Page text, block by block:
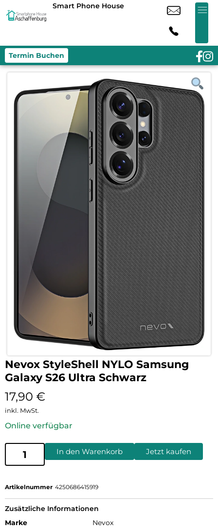
Smart Phone House
Termin Buchen
Nevox StyleShell NYLO Samsung
Galaxy S26 Ultra Schwarz
17,90 €
inkl. MwSt.
Online verfügbar
In den Warenkorb Jetzt kaufen
Artikelnummer 4250686415919
Zusätzliche Informationen
Marke
Nevox